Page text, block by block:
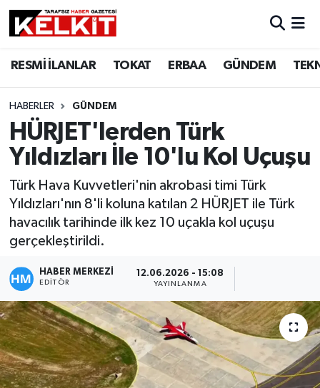
RESMİ İLANLAR TOKAT ERBAA GÜNDEM
HABERLER GÜNDEM
HÜRJET'lerden Türk
Yıldızları İle 10'lu Kol Uçuşu
Türk Hava Kuvvetleri'nin akrobasi timi Türk
Yıldızları'nın 8'li koluna katılan 2 HÜRJET ile Türk
havacılık tarihinde ilk kez 10 uçakla kol uçuşu
gerçekleştirildi.
HABER MERKEZİ
EDITÖR
12.06.2026 - 15:08
YAYINLANMA